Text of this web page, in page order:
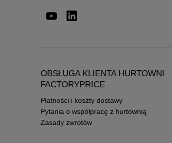
OBSŁUGA KLIENTA HURTOWNI
FACTORYPRICE
Płatności i koszty dostawy
Pytania o współpracę z hurtownią
Zasady zwrotów